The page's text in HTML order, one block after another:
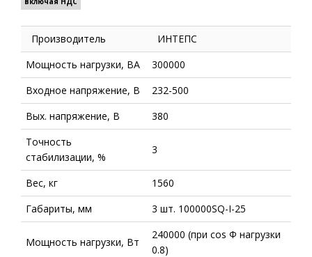
Производитель
ИНТЕПС
Мощность нагрузки, ВА
300000
Входное напряжение, В
232-500
Вых. напряжение, В
380
Точность
стабилизации, %
3
Вес, кг
1560
Габариты, мм
3 шт. 100000SQ-I-25
Мощность нагрузки, Вт
240000 (при cos Ф нагрузки
0.8)